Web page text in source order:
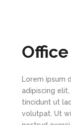
Lorem ipsum
adipiscing
tincidunt ut
volutpat. Ut